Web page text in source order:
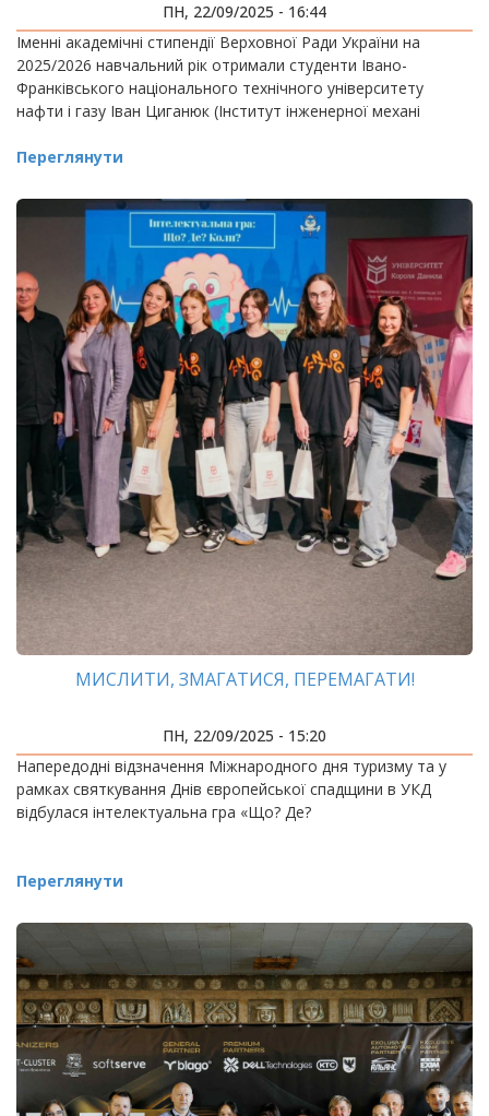
ПН, 22/09/2025 - 16:44
Іменні академічні стипендії Верховної Ради України на
2025/2026 навчальний рік отримали студенти Івано-
Франківського національного технічного університету
нафти і газу Іван Циганюк (Інститут інженерної механі
Переглянути
МИСЛИТИ, ЗМАГАТИСЯ, ПЕРЕМАГАТИ!
ПН, 22/09/2025 - 15:20
Напередодні відзначення Міжнародного дня туризму та у
рамках святкування Днів європейської спадщини в УКД
відбулася інтелектуальна гра «Що? Де?
Переглянути